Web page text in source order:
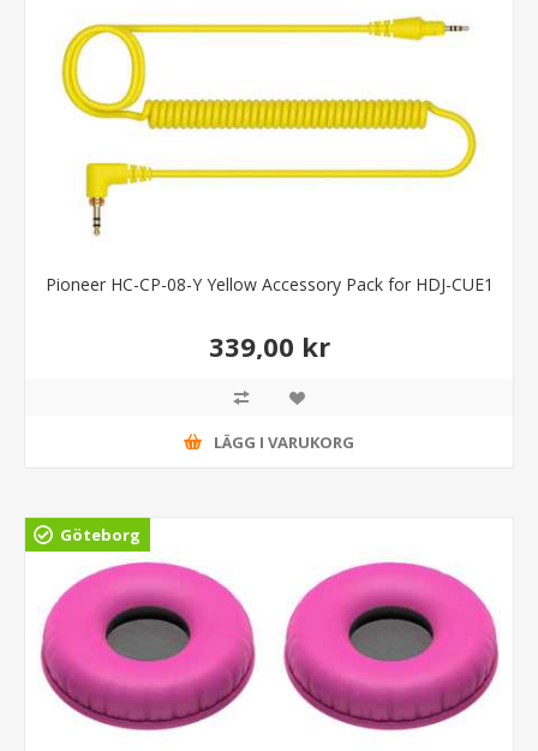
Pioneer HC-CP-08-Y Yellow Accessory Pack for HDJ-CUE1
339,00 kr
LÄGG I VARUKORG
Göteborg